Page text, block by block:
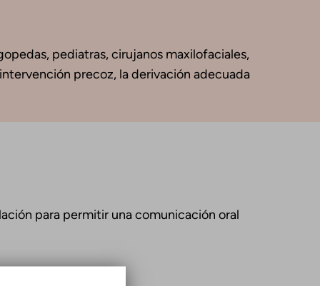
pediatras, cirujanos maxilofaciales,
precoz, la derivación adecuada
para permitir una comunicación oral